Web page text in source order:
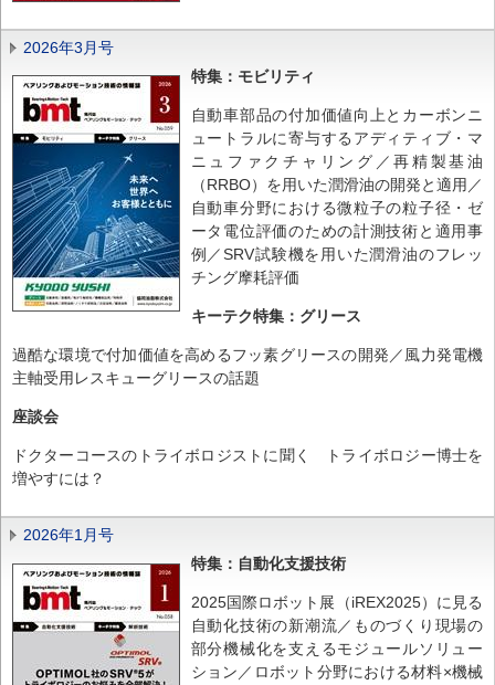
2026年3月号
特集：モビリティ
自動車部品の付加価値向上とカーボンニ
ュートラルに寄与するアディティブ・マ
ニュファクチャリング／再精製基油
（RRBO）を用いた潤滑油の開発と適用／
自動車分野における微粒子の粒子径・ゼ
ータ電位評価のための計測技術と適用事
例／SRV試験機を用いた潤滑油のフレッ
チング摩耗評価
キーテク特集：グリース
過酷な環境で付加価値を高めるフッ素グリースの開発／風力発電機
主軸受用レスキューグリースの話題
座談会
ドクターコースのトライボロジストに聞く トライボロジー博士を
増やすには？
2026年1月号
特集：自動化支援技術
2025国際ロボット展（iREX2025）に見る
自動化技術の新潮流／ものづくり現場の
部分機械化を支えるモジュールソリュー
ション／ロボット分野における材料×機械